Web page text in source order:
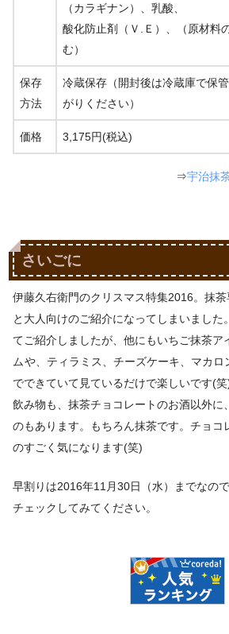
（カラギナン）、乳酸、
酸化防止剤（Ｖ.Ｅ）、（原材料
む）
保存
方法
冷蔵保存（開封後は冷蔵庫で保
がりください）
価格 3,175円(税込)
⇒宇治抹
さいごに
伊藤久右衛門のクリスマス特集2016。抹
と大人向けのご紹介になってしまいました
てご紹介しましたが、他にもいちご抹茶ア
ムや、ティラミス、チーズケーキ、マカロ
でできていて見ているだけで楽しいです(笑
飲み物も、抹茶チョコレートのお酒以外に
のもあります。もちろん抹茶です。チョコ
のすごく気になります(笑)
早割りは2016年11月30日（水）までなの
チェックしてみてください。